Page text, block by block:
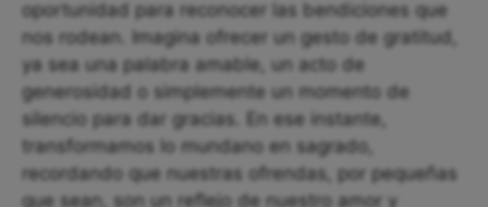
oportunidad para reconocer las bendiciones que
nos rodean. Imagina ofrecer un gesto de gratitud,
ya sea una palabra amable, un acto de
generosidad o simplemente un momento de
silencio para dar gracias. En ese instante,
transformamos lo mundano en sagrado,
recordando que nuestras ofrendas, por pequeñas
que sean, son un reflejo de nuestro amor y